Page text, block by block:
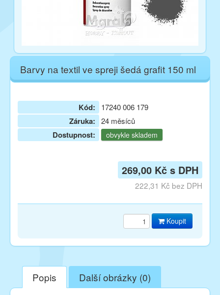
Barvy na textil ve spreji šedá grafit 150 ml
Kód: 17240 006 179
Záruka: 24 měsíců
Dostupnost: obvykle skladem
269,00 Kč s DPH
222,31 Kč bez DPH
Koupit
Popis Další obrázky (0)